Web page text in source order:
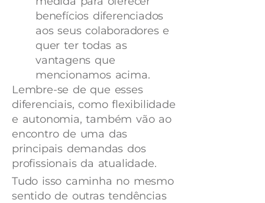
benefícios diferenciados
aos seus colaboradores e
quer ter todas as
vantagens que
mencionamos acima.
Lembre-se de que esses
diferenciais, como flexibilidade
e autonomia, também vão ao
encontro de uma das
principais demandas dos
profissionais da atualidade.
Tudo isso caminha no mesmo
sentido de outras tendências